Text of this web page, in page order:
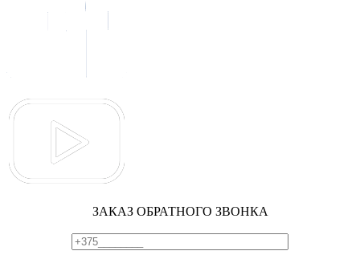
ЗАКАЗ ОБРАТНОГО ЗВОНКА